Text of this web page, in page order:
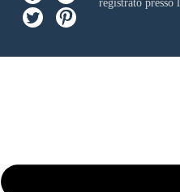
registrato